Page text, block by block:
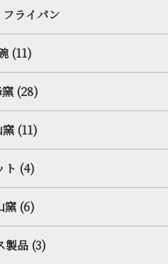
ライパン
(11)
(28)
(11)
ト (4)
窯 (6)
製品 (3)